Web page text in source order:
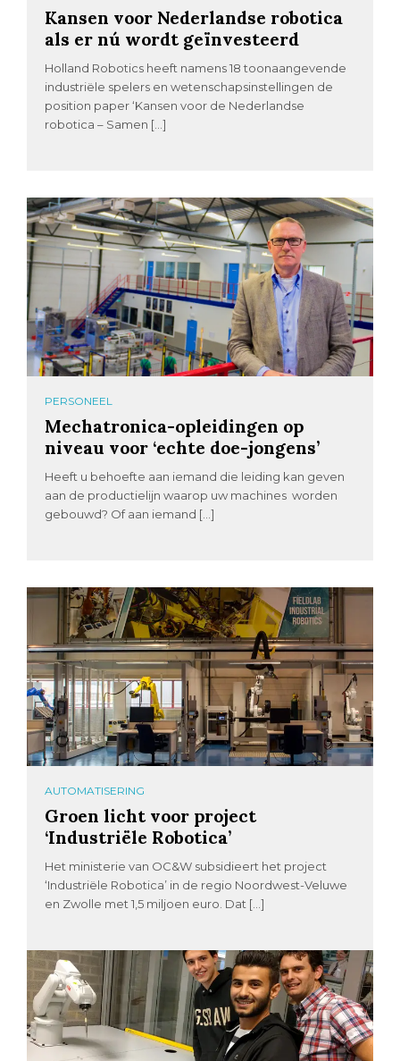
Kansen voor Nederlandse robotica
als er nú wordt geïnvesteerd
Holland Robotics heeft namens 18 toonaangevende
industriële spelers en wetenschapsinstellingen de
position paper ‘Kansen voor de Nederlandse
robotica – Samen […]
PERSONEEL
Mechatronica-opleidingen op
niveau voor ‘echte doe-jongens’
Heeft u behoefte aan iemand die leiding kan geven
aan de productielijn waarop uw machines worden
gebouwd? Of aan iemand […]
AUTOMATISERING
Groen licht voor project
‘Industriële Robotica’
Het ministerie van OC&W subsidieert het project
‘Industriële Robotica’ in de regio Noordwest-Veluwe
en Zwolle met 1,5 miljoen euro. Dat […]